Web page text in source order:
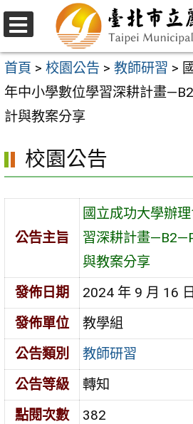
跳
至
主
要
內
區
選
單
首頁 > 校園公告 > 教師研習 >
年中小學數位學習深耕計畫
計與教案分享
校園公告
公告主旨
國立成功大學辦
習深耕計畫
與教案分享
發佈日期
2024 年 9 月 16 日
發佈單位
教學組
公告類別
教師研習
公告等級
轉知
點閱次數
382